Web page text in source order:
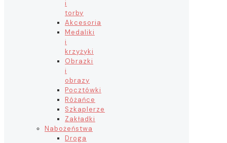
i
torby
Akcesoria
Medaliki
i
krzyżyki
Obrazki
i
obrazy
Pocztówki
Różańce
Szkaplerze
Zakładki
Nabożeństwa
Droga